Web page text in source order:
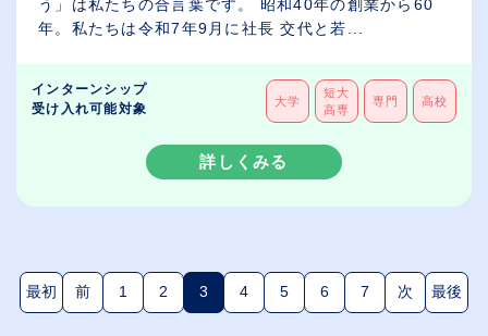
う」は私たちの合言葉です。 昭和40年の創業から60
年。私たちは令和7年9月に社長 交代と若...
インターンシップ
受け入れ可能対象
大学
短大
高専
専門 高校
詳しくみる
最初 前 1 2 3(現在のページ)
4 5 6 7 次 最後